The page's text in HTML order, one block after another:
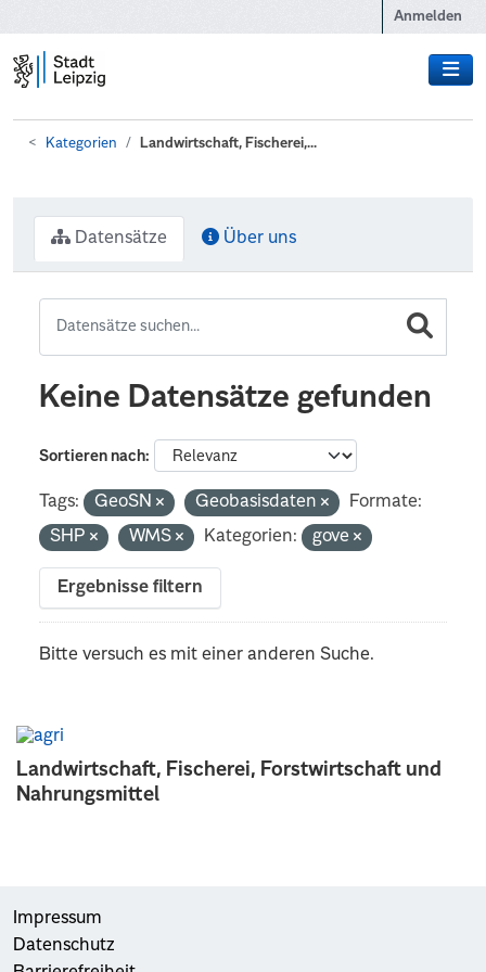
Anmelden
Kategorien Landwirtschaft, Fischerei,...
Landwirtschaft, Fischerei, Forstwirtschaft und
Nahrungsmittel
Datensätze Über uns
Keine Datensätze gefunden
Sortieren nach
Tags: GeoSN Geobasisdaten
Formate:
SHP
WMS Kategorien: gove
Ergebnisse filtern
Bitte versuch es mit einer anderen Suche.
Impressum
Datenschutz